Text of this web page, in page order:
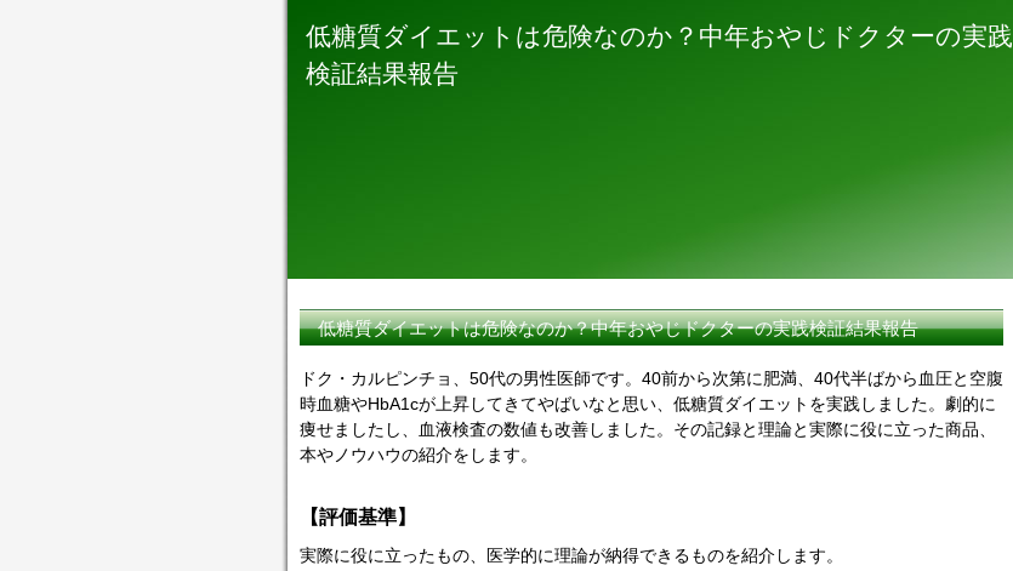
低糖質ダイエットは危険なのか？中年おやじドクターの実践
検証結果報告
低糖質ダイエットは危険なのか？中年おやじドクターの実践検証結果報告
ドク・カルピンチョ、50代の男性医師です。40前から次第に肥満、40代半ばから血圧と空腹
時血糖やHbA1cが上昇してきてやばいなと思い、低糖質ダイエットを実践しました。劇的に
痩せましたし、血液検査の数値も改善しました。その記録と理論と実際に役に立った商品、
本やノウハウの紹介をします。
【評価基準】
実際に役に立ったもの、医学的に理論が納得できるものを紹介します。